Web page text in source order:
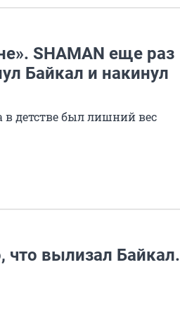
SHAMAN еще раз
Байкал и накинул
в детстве был лишний вес
что вылизал Байкал.